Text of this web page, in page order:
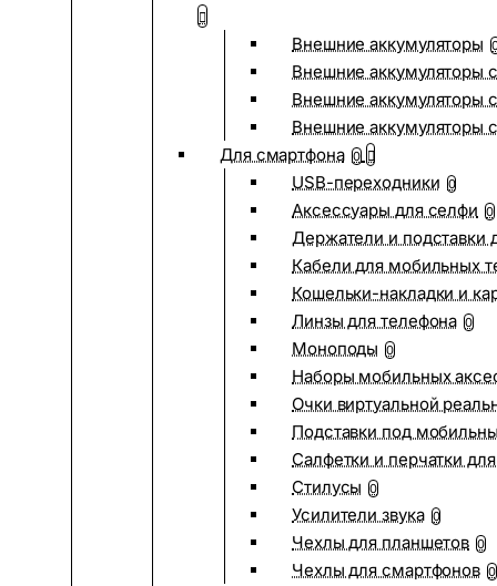
Внешние аккумуляторы
Внешние аккумуляторы
Внешние аккумуляторы
Внешние аккумуляторы
Для смартфона 0
USB-переходники 0
Аксессуары для селфи 0
Держатели и подставки
Кабели для мобильных
Кошельки-накладки и
Линзы для телефона 0
Моноподы 0
Наборы мобильных
Очки виртуальной
Подставки под
Салфетки и перчатки
Стилусы 0
Усилители звука 0
Чехлы для планшетов 0
Чехлы для смартфонов 0